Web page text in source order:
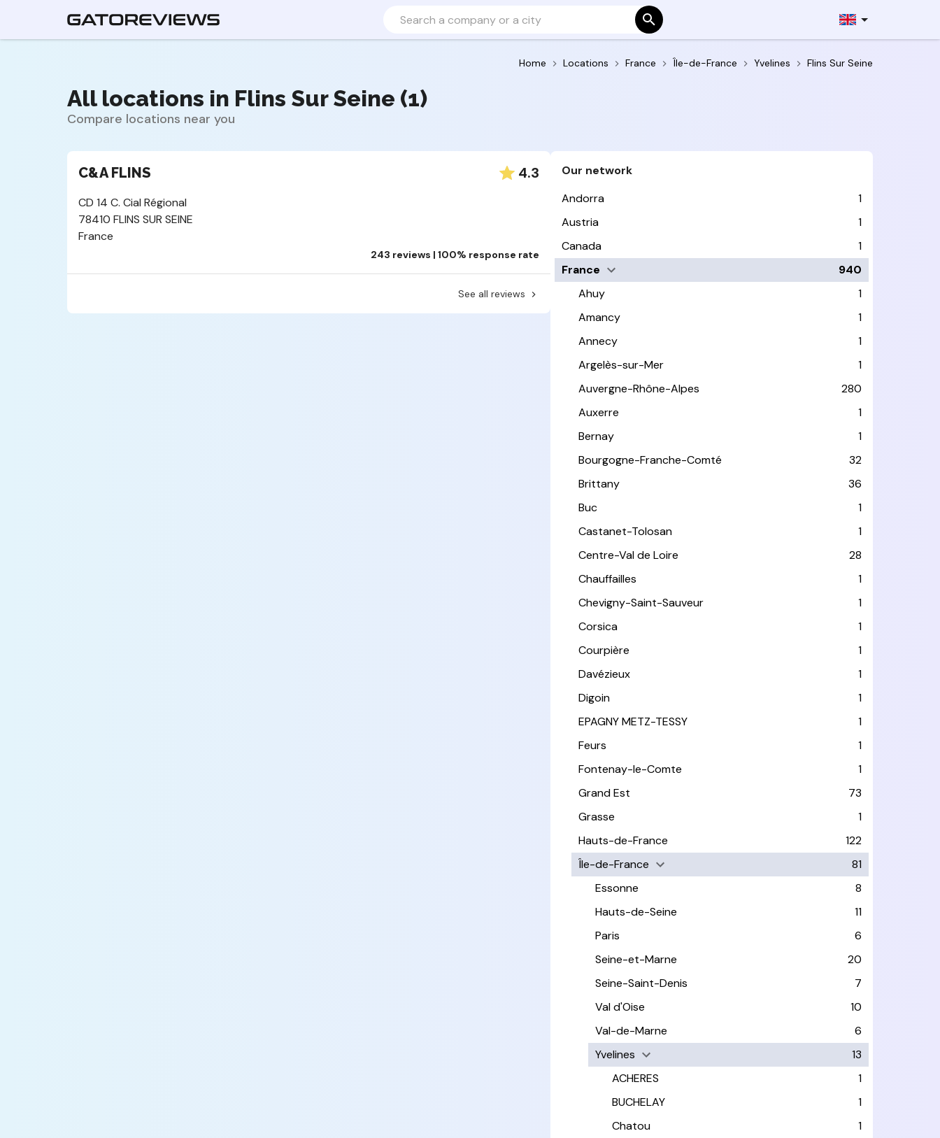
Home Locations France Île-de-France Yvelines Flins Sur Seine
All locations in Flins Sur Seine (1)
Compare locations near you
C&A FLINS 4.3
CD 14 C. Cial Régional
78410 FLINS SUR SEINE
France
243 reviews | 100% response rate
See all reviews
Our network
Andorra
1
Austria
1
Canada
1
France
940
Ahuy
1
Amancy
1
Annecy
1
Argelès-sur-Mer
1
Auvergne-Rhône-Alpes
280
Auxerre
1
Bernay
1
Bourgogne-Franche-Comté
32
Brittany
36
Buc
1
Castanet-Tolosan
1
Centre-Val de Loire
28
Chauffailles
1
Chevigny-Saint-Sauveur
1
Corsica
1
Courpière
1
Davézieux
1
Digoin
1
EPAGNY METZ-TESSY
1
Feurs
1
Fontenay-le-Comte
1
Grand Est
73
Grasse
1
Hauts-de-France
122
Île-de-France
81
Essonne
8
Hauts-de-Seine
11
Paris
6
Seine-et-Marne
20
Seine-Saint-Denis
7
Val d'Oise
10
Val-de-Marne
6
Yvelines
13
ACHERES
1
BUCHELAY
1
Chatou
1